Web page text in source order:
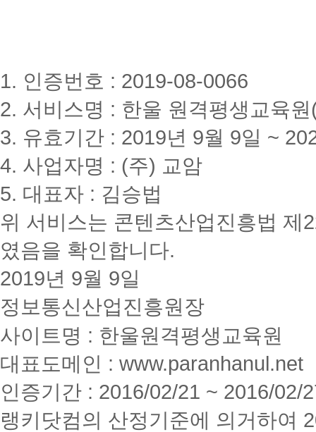
1. 인증번호 : 2019-08-0066
2. 서비스명 : 한울 원격평생교육
3. 유효기간 : 2019년 9월 9일 ~
4. 사업자명 : (주) 교암
5. 대표자 : 김승법
위 서비스는 콘텐츠산업진흥법 제
였음을 확인합니다.
2019년 9월 9일
정보통신산업진흥원장
사이트명 : 한울원격평생교육원
대표도메인 : www.paranhanul.net
인증기간 : 2016/02/21 ~ 2016/02/
랭키닷컴의 산정기준에 의거하여